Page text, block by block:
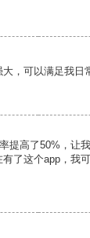
，可以满足我日
提高了50%，让
了这个app，我